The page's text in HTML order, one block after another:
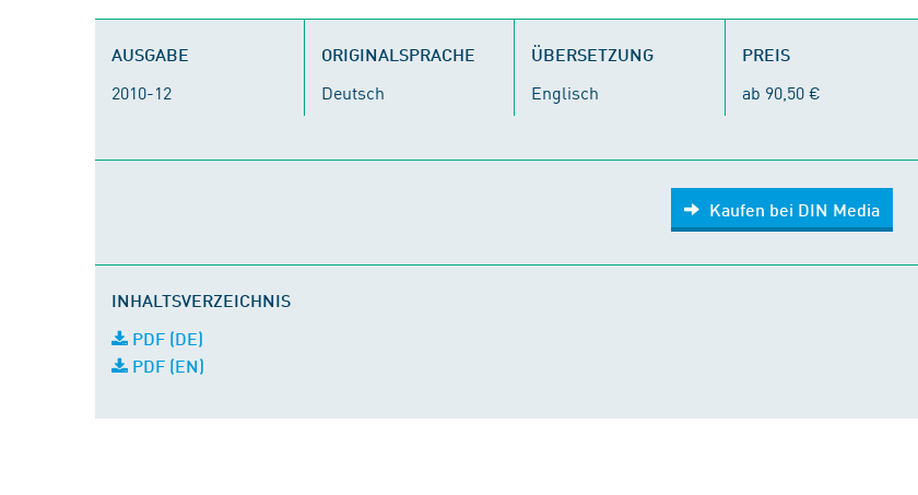
AUSGABE
2010-12
ORIGINALSPRACHE
Deutsch
ÜBERSETZUNG
Englisch
PREIS
ab 90,50 €
Kaufen bei DIN Media
INHALTSVERZEICHNIS
PDF (DE)
PDF (EN)